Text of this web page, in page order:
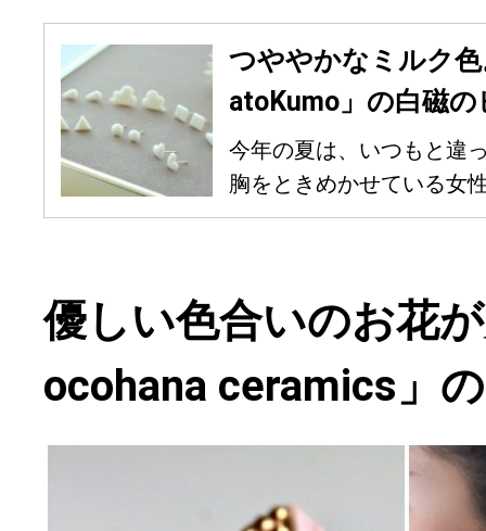
つややかなミルク
atoKumo」の白磁
今年の夏は、いつもと違
胸をときめかせている女
優しい色合いのお花
ocohana ceramics」